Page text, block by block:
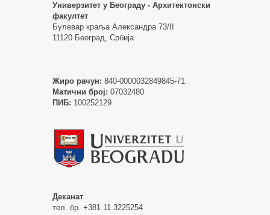
Универзитет у Београду - Архитектонски
факултет
Булевар краља Александра 73/II
11120 Београд, Србија
Жиро рачун: 840-0000032849845-71
Матични број: 07032480
ПИБ: 100252129
Деканат
тел. бр. +381 11 3225254